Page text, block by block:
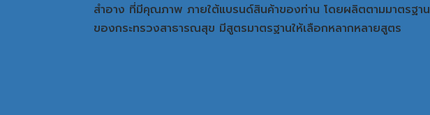
สำอาง ที่มีคุณภาพ ภายใต้แบรนด์สินค้าของท่าน โดยผลิตตามมาตรฐาน
ของกระทรวงสาธารณสุข มีสูตรมาตรฐานให้เลือกหลากหลายสูตร